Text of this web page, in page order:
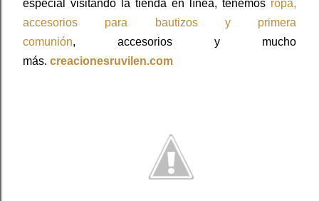
especial visitando la tienda en línea, tenemos ropa,
accesorios para bautizos y primera
comunión, accesorios y mucho
más. creacionesruvilen.com